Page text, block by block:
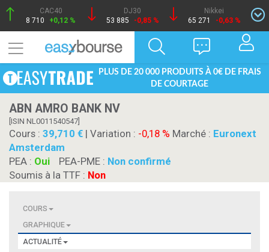
CAC40
8 710
+0,12 %
DJ30
53 885
-0,85 %
Nikkei
65 271
-0,63 %
PLUS DE 20 000 PRODUITS À 0€ DE FRAIS
DE COURTAGE
ABN AMRO BANK NV
[ISIN NL0011540547]
Cours : 39,710 | Variation : -0,18 % Marché : Euronext
Amsterdam
PEA : Oui PEA-PME : Non confirmé
Soumis à la TTF : Non
COURS
GRAPHIQUE
ACTUALITÉ